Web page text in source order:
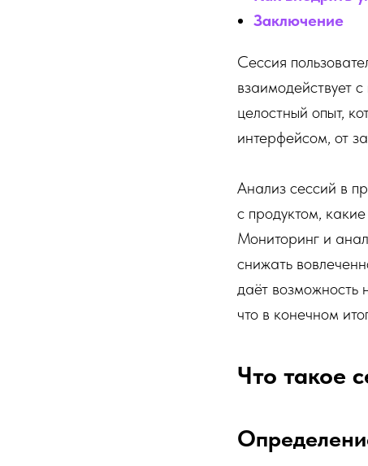
Заключение
Сессия
взаимодействует
целостный опыт,
интерфейсом, от
Анализ сессий в
с продуктом,
Мониторинг и
снижать
даёт возможность
что в конечном
Что такое